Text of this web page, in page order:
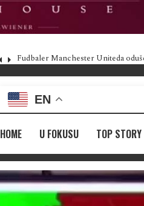
Fudbaler Manchester Uniteda
EN
HOME U FOKUSU TOP STORY